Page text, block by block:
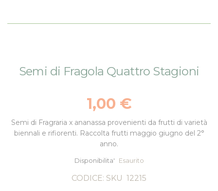
immagini
all'inizio
Semi di Fragola Quattro Stagioni
1,00 €
Semi di Fragraria x ananassa provenienti da frutti di varietà
biennali e rifiorenti. Raccolta frutti maggio giugno del 2°
anno.
Disponibilita' Esaurito
CODICE: SKU 12215